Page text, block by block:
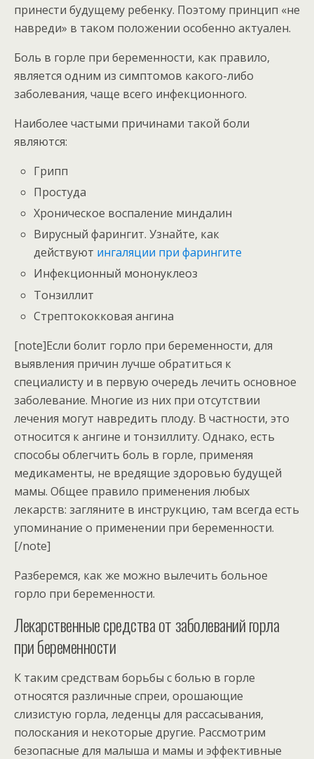
принести будущему ребенку. Поэтому принцип «не
навреди» в таком положении особенно актуален.
Боль в горле при беременности, как правило,
является одним из симптомов какого-либо
заболевания, чаще всего инфекционного.
Наиболее частыми причинами такой боли
являются:
Грипп
Простуда
Хроническое воспаление миндалин
Вирусный фарингит. Узнайте, как
действуют ингаляции при фарингите
Инфекционный мононуклеоз
Тонзиллит
Стрептококковая ангина
[note]Если болит горло при беременности, для
выявления причин лучше обратиться к
специалисту и в первую очередь лечить основное
заболевание. Многие из них при отсутствии
лечения могут навредить плоду. В частности, это
относится к ангине и тонзиллиту. Однако, есть
способы облегчить боль в горле, применяя
медикаменты, не вредящие здоровью будущей
мамы. Общее правило применения любых
лекарств: загляните в инструкцию, там всегда есть
упоминание о применении при беременности.
[/note]
Разберемся, как же можно вылечить больное
горло при беременности.
Лекарственные средства от заболеваний горла
при беременности
К таким средствам борьбы с болью в горле
относятся различные спреи, орошающие
слизистую горла, леденцы для рассасывания,
полоскания и некоторые другие. Рассмотрим
безопасные для малыша и мамы и эффективные